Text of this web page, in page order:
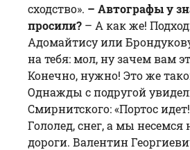
сходство». – Автографы у
просили? – А как же!
Адомайтису или
на тебя: мол, ну зачем вам
Конечно, нужно! Это же
Однажды с подругой
Смирнитского: «Портос
Гололед, снег, а мы несемся
дороги. Валентин